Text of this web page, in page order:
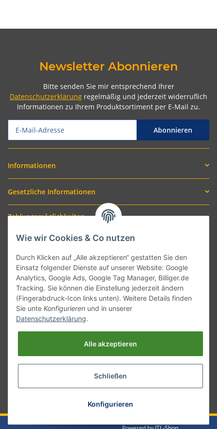
Newsletter Abonnieren
Bitte senden Sie mir entsprechend Ihrer
Datenschutzerklärung regelmäßig und jederzeit widerruflich
Informationen zu Ihrem Produktsortiment per E-Mail zu.
Abonnieren
Informationen
Gesetzliche Informationen
Zahlungsmöglichkeiten
Versand mit
* Alle Preise inkl. gesetzlicher USt., zzgl.Versand
Wie wir Cookies & Co nutzen
Durch Klicken auf „Alle akzeptieren“ gestatten Sie den
Einsatz folgender Dienste auf unserer Website: Google
Analytics, Google Ads, Google Tag Manager, Billiger.de
Tracking. Sie können die Einstellung jederzeit ändern
(Fingerabdruck-Icon links unten). Weitere Details finden
Sie unte Konfigurieren und in unserer
Datenschutzerklärung.
Alle akzeptieren
Schließen
Konfigurieren